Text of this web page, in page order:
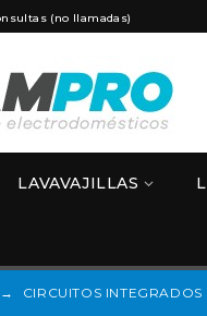
(no llamadas)
LAVAVAJILLAS
→ CIRCUITOS INTEGRADOS